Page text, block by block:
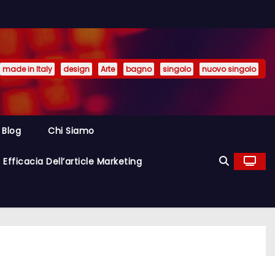
made in Italy design Arte bagno singolo nuovo singolo
Blog Chi Siamo
Efficacia Dell’article Marketing